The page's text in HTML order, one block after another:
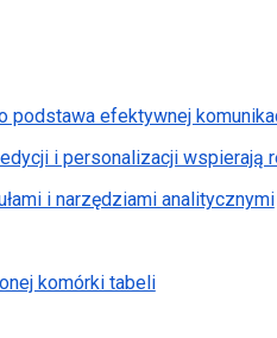
podstawa efektywnej
i personalizacji wspierają
i narzędziami analitycznymi
komórki tabeli